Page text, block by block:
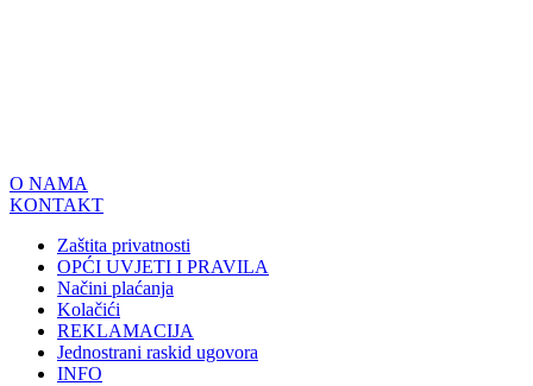
O NAMA
KONTAKT
Zaštita privatnosti
OPĆI UVJETI I PRAVILA
Načini plaćanja
Kolačići
REKLAMACIJA
Jednostrani raskid ugovora
INFO